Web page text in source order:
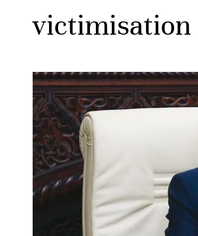
victimisation